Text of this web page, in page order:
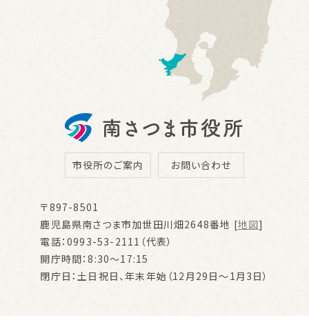
市役所のご案内 お問い合わせ
〒897-8501
鹿児島県南さつま市加世田川畑2648番地 [地図]
電話：0993-53-2111（代表）
開庁時間：8:30～17:15
閉庁日：土日祝日、年末年始（12月29日～1月3日）